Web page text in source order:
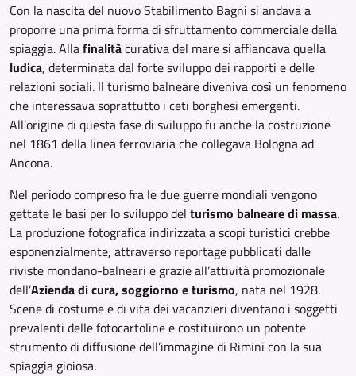
Con la nascita del nuovo Stabilimento Bagni si andava a
proporre una prima forma di sfruttamento commerciale della
spiaggia. Allafinalitàcurativa del mare si affiancava quella
ludica, determinata dal forte sviluppo dei rapporti e delle
relazioni sociali. Il turismo balneare diveniva così un fenomeno
che interessava soprattutto i ceti borghesi emergenti.
All’origine di questa fase di sviluppo fu anche la costruzione
nel 1861 della linea ferroviaria che collegava Bologna ad
Ancona.
Nel periodo compreso fra le due guerre mondiali vengono
gettate le basi per lo sviluppo del turismo balneare di massa.
La produzione fotografica indirizzata a scopi turistici crebbe
esponenzialmente, attraverso reportage pubblicati dalle
riviste mondano-balneari e grazie all’attività promozionale
dell’Azienda di cura, soggiorno e turismo, nata nel 1928.
Scene di costume e di vita dei vacanzieri diventano i soggetti
prevalenti delle fotocartoline e costituirono un potente
strumento di diffusione dell’immagine di Rimini con la sua
spiaggia gioiosa.